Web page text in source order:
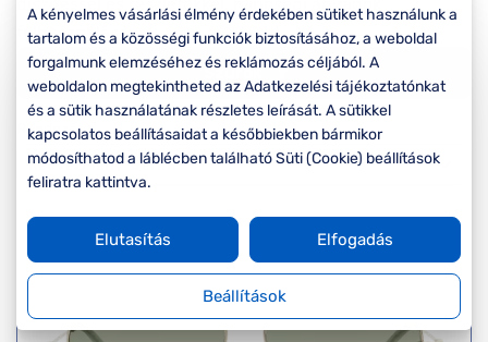
minden
szemüvegekre
Seen Belépőár
ajánlat
felhasználásával.
Szűrők
Rendezés
A kényelmes vásárlási élmény érdekében sütiket használunk a
tartalom és a közösségi funkciók biztosításához, a weboldal
forgalmunk elemzéséhez és reklámozás céljából. A
weboldalon megtekintheted az Adatkezelési tájékoztatónkat
és a sütik használatának részletes leírását. A sütikkel
kapcsolatos beállításaidat a későbbiekben bármikor
módosíthatod a láblécben található Süti (Cookie) beállítások
feliratra kattintva.
Beállítások
Elutasítás Elfogadás